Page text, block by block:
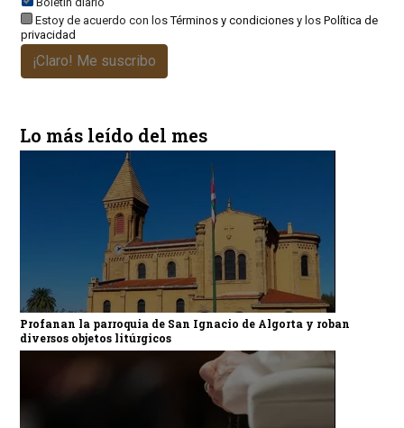
Estoy de acuerdo con losTérminos y condicionesy los Política de
privacidad
¡Claro! Me suscribo
Lo más leído del mes
Profanan la parroquia de San Ignacio de Algorta y roban
diversos objetos litúrgicos